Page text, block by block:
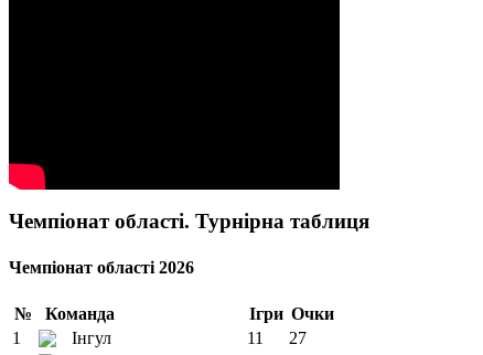
Чемпіонат області. Турнірна таблиця
Чемпіонат області 2026
№ Команда Ігри Очки
1
Інгул 11
27